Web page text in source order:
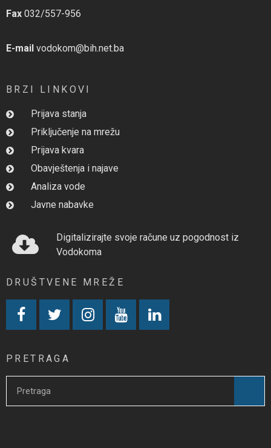
Fax 032/557-956
E-mail vodokom@bih.net.ba
BRZI LINKOVI
Prijava stanja
Priključenje na mrežu
Prijava kvara
Obavještenja i najave
Analiza vode
Javne nabavke
Digitalizirajte svoje račune uz pogodnost iz
Vodokoma
DRUŠTVENE MREŽE
PRETRAGA